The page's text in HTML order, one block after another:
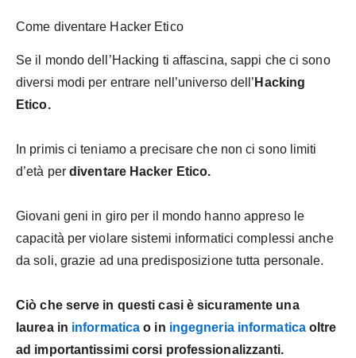
Come diventare Hacker Etico
Se il mondo dell’Hacking ti affascina, sappi che ci sono
diversi modi per entrare nell’universo dell’ Hacking
Etico.
In primis ci teniamo a precisare che non ci sono limiti
d’età per diventare Hacker Etico.
Giovani geni in giro per il mondo hanno appreso le
capacità per violare sistemi informatici complessi anche
da soli, grazie ad una predisposizione tutta personale.
Ciò che serve in questi casi è sicuramente una
laurea in informatica o in ingegneria informaticaoltre
ad importantissimi corsi professionalizzanti.